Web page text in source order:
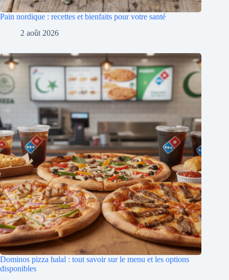
Pain nordique : recettes et bienfaits pour votre santé
2 août 2026
Dominos pizza halal : tout savoir sur le menu et les options
disponibles